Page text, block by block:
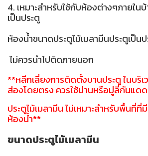
4. เหมาะสำหรับใช้กับห้องต่างๆภายใน
เป็นประตู
ห้องน้ำขนาดประตูไม้เมลามีนประตูเป็น
ไม่ควรนำไปติดภายนอก
**หลีกเลี่ยงการติดตั้งบานประตู ในบริ
ส่องโดยตรง ควรใช้ม่านหรือมู่ลี่กันแดด
ประตูไม้เมลามีน ไม่เหมาะสำหรับพื้นที่ที่
ห้องน้ำ**
ขนาดประตูไม้เมลามีน